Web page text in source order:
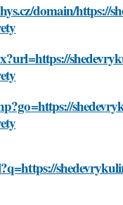
domain/https://